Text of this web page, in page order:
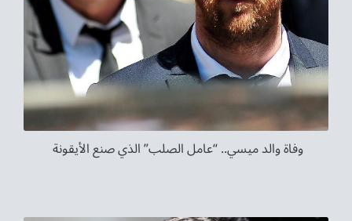
وفاة والد ميسي.. “عامل الصلب” الذي صنع الأيقونة